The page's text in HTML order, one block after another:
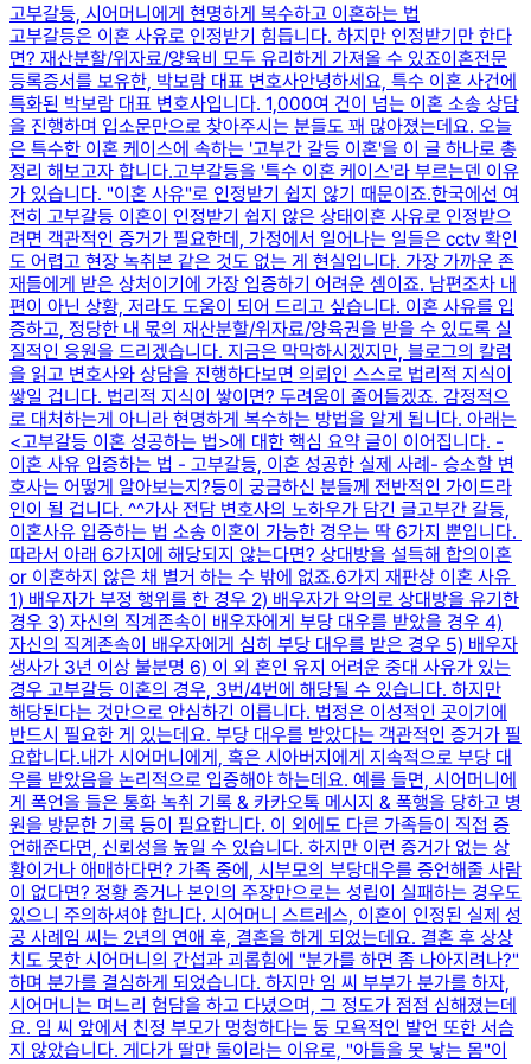
고부갈등, 시어머니에게 현명하게 복수하고 이혼하는 법
고부갈등은 이혼 사유로 인정받기 힘듭니다. 하지만 인정받기만 한다
면? 재산분할/위자료/양육비 모두 유리하게 가져올 수 있죠이혼전문
등록증서를 보유한, 박보람 대표 변호사​안녕하세요, 특수 이혼 사건에
특화된 박보람 대표 변호사입니다. ​1,000여 건이 넘는 이혼 소송 상담
을 진행하며 입소문만으로 찾아주시는 분들도 꽤 많아졌는데요. ​오늘
은 특수한 이혼 케이스에 속하는 '고부간 갈등 이혼'을 이 글 하나로 총
정리 해보고자 합니다.​고부갈등을 '특수 이혼 케이스'라 부르는덴 이유
가 있습니다. ​"이혼 사유"로 인정받기 쉽지 않기 때문이죠.한국에선 여
전히 고부갈등 이혼이 인정받기 쉽지 않은 상태​이혼 사유로 인정받으
려면 객관적인 증거가 필요한데, 가정에서 일어나는 일들은 cctv 확인
도 어렵고 현장 녹취본 같은 것도 없는 게 현실입니다. ​가장 가까운 존
재들에게 받은 상처이기에 가장 입증하기 어려운 셈이죠. ​남편조차 내
편이 아닌 상황, 저라도 도움이 되어 드리고 싶습니다. ​이혼 사유를 입
증하고, 정당한 내 몫의 재산분할/위자료/양육권을 받을 수 있도록 실
질적인 응원을 드리겠습니다. ​지금은 막막하시겠지만, 블로그의 칼럼
을 읽고 변호사와 상담을 진행하다보면 의뢰인 스스로 법리적 지식이
쌓일 겁니다. ​법리적 지식이 쌓이면? 두려움이 줄어들겠죠. 감정적으
로 대처하는게 아니라 현명하게 복수하는 방법을 알게 됩니다. ​아래는
<고부갈등 이혼 성공하는 법>에 대한 핵심 요약 글이 이어집니다. -
이혼 사유 입증하는 법 - 고부갈등, 이혼 성공한 실제 사례- 승소할 변
호사는 어떻게 알아보는지?등이 궁금하신 분들께 전반적인 가이드라
인이 될 겁니다. ^^가사 전담 변호사의 노하우가 담긴 글​고부간 갈등,
이혼사유 입증하는 법 소송 이혼이 가능한 경우는 딱 6가지 뿐입니다. ​
따라서 아래 6가지에 해당되지 않는다면? 상대방을 설득해 합의이혼
or 이혼하지 않은 채 별거 하는 수 밖에 없죠.6가지 재판상 이혼 사유 ​
1) 배우자가 부정 행위를 한 경우 2) 배우자가 악의로 상대방을 유기한
경우 3) 자신의 직계존속이 배우자에게 부당 대우를 받았을 경우 4)
자신의 직계존속이 배우자에게 심히 부당 대우를 받은 경우 5) 배우자
생사가 3년 이상 불분명 6) 이 외 혼인 유지 어려운 중대 사유가 있는
경우 고부갈등 이혼의 경우, 3번/4번에 해당될 수 있습니다. ​하지만
해당된다는 것만으로 안심하긴 이릅니다. 법정은 이성적인 곳이기에
반드시 필요한 게 있는데요. 부당 대우를 받았다는 객관적인 증거가 필
요합니다.내가 시어머니에게, 혹은 시아버지에게 지속적으로 부당 대
우를 받았음을 논리적으로 입증해야 하는데요. ​예를 들면, 시어머니에
게 폭언을 들은 통화 녹취 기록 & 카카오톡 메시지 & 폭행을 당하고 병
원을 방문한 기록 등이 필요합니다. ​이 외에도 다른 가족들이 직접 증
언해준다면, 신뢰성을 높일 수 있습니다. ​하지만 이런 증거가 없는 상
황이거나 애매하다면? 가족 중에, 시부모의 부당대우를 증언해줄 사람
이 없다면? ​정황 증거나 본인의 주장만으로는 성립이 실패하는 경우도
있으니 주의하셔야 합니다. ​시어머니 스트레스, 이혼이 인정된 실제 성
공 사례임 씨는 2년의 연애 후, 결혼을 하게 되었는데요. ​결혼 후 상상
치도 못한 시어머니의 간섭과 괴롭힘에 "분가를 하면 좀 나아지려나?"
하며 분가를 결심하게 되었습니다. ​하지만 임 씨 부부가 분가를 하자,
시어머니는 며느리 험담을 하고 다녔으며, 그 정도가 점점 심해졌는데
요. 임 씨 앞에서 친정 부모가 멍청하다는 둥 모욕적인 발언 또한 서슴
지 않았습니다. ​게다가 딸만 둘이라는 이유로, "아들을 못 낳는 몸"이